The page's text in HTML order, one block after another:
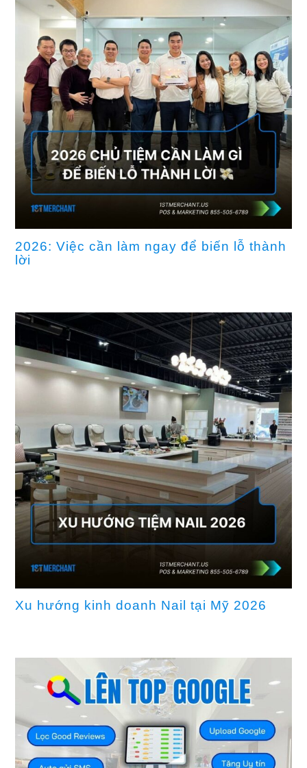
2026: Việc cần làm ngay để biến lỗ thành
lời
Xu hướng kinh doanh Nail tại Mỹ 2026